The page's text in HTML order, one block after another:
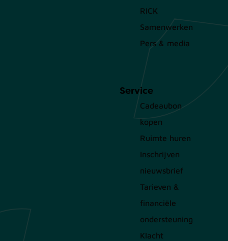
RICK
Samenwerken
Pers & media
Service
Cadeaubon
kopen
Ruimte huren
Inschrijven
nieuwsbrief
Tarieven &
financiële
ondersteuning
Klacht